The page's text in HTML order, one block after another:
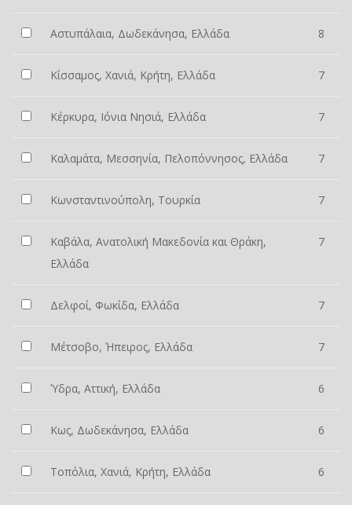
Αστυπάλαια, Δωδεκάνησα, Ελλάδα 8
Κίσσαμος, Χανιά, Κρήτη, Ελλάδα 7
Κέρκυρα, Ιόνια Νησιά, Ελλάδα 7
Καλαμάτα, Μεσσηνία, Πελοπόννησος, Ελλάδα 7
Κωνσταντινούπολη, Τουρκία 7
Καβάλα, Ανατολική Μακεδονία και Θράκη,
Ελλάδα
7
Δελφοί, Φωκίδα, Ελλάδα 7
Μέτσοβο, Ήπειρος, Ελλάδα 7
Ύδρα, Αττική, Ελλάδα 6
Κως, Δωδεκάνησα, Ελλάδα 6
Τοπόλια, Χανιά, Κρήτη, Ελλάδα 6